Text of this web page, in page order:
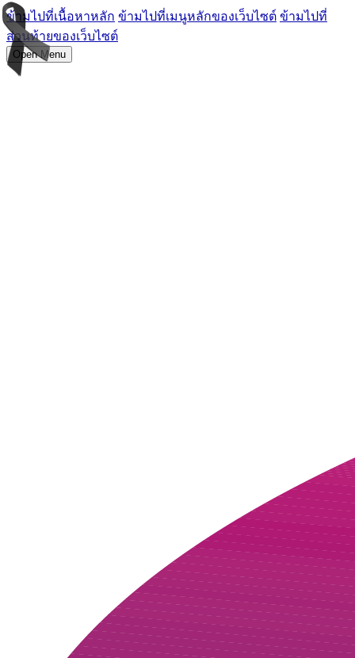
ข้ามไปที่เนื้อหาหลัก ข้ามไปที่เมนูหลักของเว็บไซต์ ข้ามไปที่
ส่วนท้ายของเว็บไซต์
Open Menu